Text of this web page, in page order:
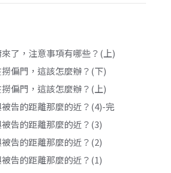
了，注意事項有哪些？(上)
偏門，這該怎麼辦？(下)
偏門，這該怎麼辦？(上)
告的距離那麼的近？(4)-完
告的距離那麼的近？(3)
告的距離那麼的近？(2)
告的距離那麼的近？(1)